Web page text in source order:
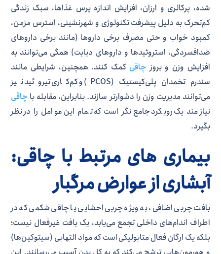
شده، پرکالری و ارزان، افزایش اندازه پرس غذاها، سبک زندگی
کم‌تحرک به دلیل پیشرفت تکنولوژی و شهرنشینی، استرس مزمن،
کمبود خواب و حتی مصرف برخی داروها (مانند برخی داروهای
ضدافسردگی، استروئیدها و داروهای دیابت) همگی می‌توانند به
افزایش وزن و بروز چاقی کمک کنند. همچنین، شرایطی مانند
سندرم تخمدان پلی‌کیستیک (PCOS) و کم‌کاری تیروئید نیز
می‌توانند مدیریت وزن را دشوارتر سازند. بنابراین، مقابله با چاقی
نیازمند یک رویکرد جامع‌نگر است که تمام این عوامل را در نظر
بگیرد.
بیماری های مرتبط با چاقی:
آبشاری از عوارض مرگبار
بافت چربی اضافی، به ویژه چربی احشایی یا چاقی شکمی که در
اطراف اندام‌های داخلی تجمع می‌یابد، یک بافت غیرفعال نیست؛
بلکه یک ارگان فعال متابولیکی است که مواد التهابی (سیتوکین‌ها)